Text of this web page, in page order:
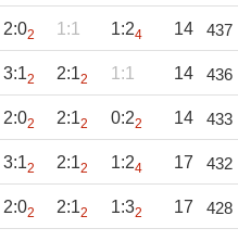
2:02 1:1 1:24 14 437
3:12 2:12 1:1 14 436
2:02 2:12 0:22 14 433
3:12 2:12 1:24 17 432
2:02 2:12 1:32 17 428